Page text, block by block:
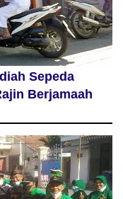
Sepeda
Berjamaah